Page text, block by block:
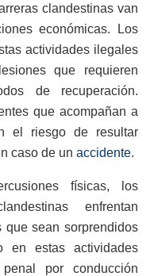
clandestinas van
económicas. Los
actividades ilegales
que requieren
de recuperación.
que acompañan a
el riesgo de resultar
caso de un accidente.
físicas, los
enfrentan
que sean sorprendidos
en estas actividades
por conducción